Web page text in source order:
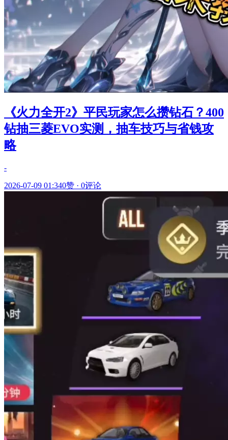
《火力全开2》平民玩家怎么攒钻石？400
钻抽三菱EVO实测，抽车技巧与省钱攻
略
-
2026-07-09 01:340赞 · 0评论